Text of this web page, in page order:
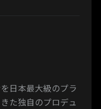
日本最大級のプラ
た独自のプロデュ